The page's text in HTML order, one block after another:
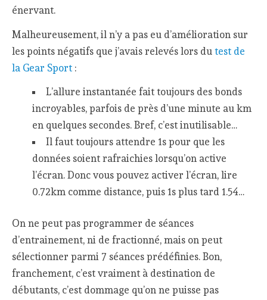
énervant.
Malheureusement, il n’y a pas eu d’amélioration sur
les points négatifs que j’avais relevés lors dutest de
la Gear Sport :
L’allure instantanée fait toujours des bonds
incroyables, parfois de près d’une minute au km
en quelques secondes. Bref, c’est inutilisable…
Il faut toujours attendre 1s pour que les
données soient rafraichies lorsqu’on active
l’écran. Donc vous pouvez activer l’écran, lire
0.72km comme distance, puis 1s plus tard 1.54…
On ne peut pas programmer de séances
d’entrainement, ni de fractionné, mais on peut
sélectionner parmi 7 séances prédéfinies. Bon,
franchement, c’est vraiment à destination de
débutants, c’est dommage qu’on ne puisse pas